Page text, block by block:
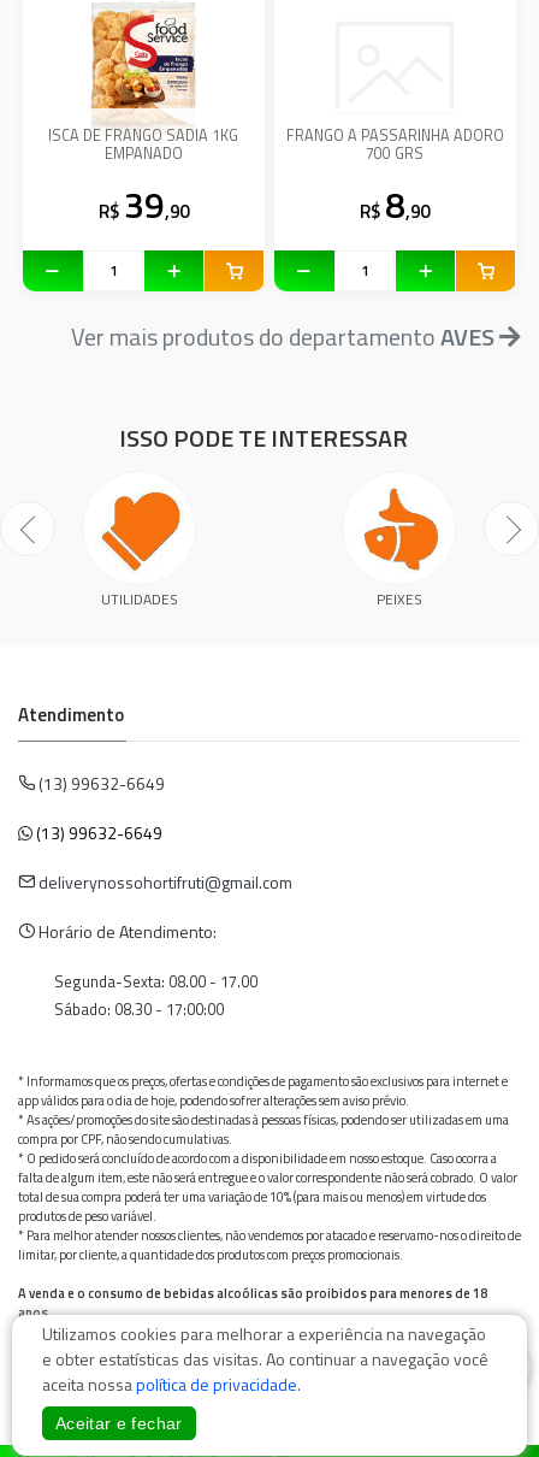
ISCA DE FRANGO SADIA 1KG
EMPANADO
R$ 39,90
FRANGO A PASSARINHA ADORO
700 GRS
R$ 8,90
Ver mais produtos do departamentoAVES
ISSO PODE TE INTERESSAR
UTILIDADES PEIXES
Atendimento
(13) 99632-6649
(13) 99632-6649
deliverynossohortifruti@gmail.com
Horário de Atendimento:
Segunda-Sexta: 08.00 - 17.00
Sábado: 08.30 - 17:00:00
* Informamos que os preços, ofertas e condições de pagamento são exclusivos para internet e
app válidos para o dia de hoje, podendo sofrer alterações sem aviso prévio.
* As ações/promoções do site são destinadas à pessoas físicas, podendo ser utilizadas em uma
compra por CPF, não sendo cumulativas.
* O pedido será concluído de acordo com a disponibilidade em nosso estoque. Caso ocorra a
falta de algum item, este não será entregue e o valor correspondente não será cobrado. O valor
total de sua compra poderá ter uma variação de 10% (para mais ou menos) em virtude dos
produtos de peso variável.
* Para melhor atender nossos clientes, não vendemos por atacado e reservamo-nos o direito de
limitar, por cliente, a quantidade dos produtos com preços promocionais.
A venda e o consumo de bebidas alcoólicas são proibidos para menores de 18
anos.
Bebida alcoólica pode causar dependência química e, em excesso, provoca graves males à saúde.
Beba com moderação
Utilizamos cookies para melhorar a experiência na navegação
e obter estatísticas das visitas. Ao continuar a navegação você
aceita nossapolítica de privacidade.
Aceitar e fechar